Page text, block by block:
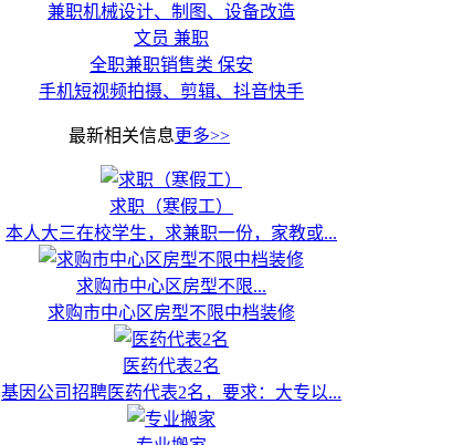
兼职机械设计、制图、设备改造
文员 兼职
全职兼职销售类 保安
手机短视频拍摄、剪辑、抖音快手
最新相关信息更多>>
求职（寒假工）
本人大三在校学生，求兼职一份，家教或...
求购市中心区房型不限...
求购市中心区房型不限中档装修
医药代表2名
基因公司招聘医药代表2名，要求：大专以...